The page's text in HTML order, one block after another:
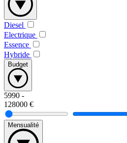
Diesel
Electrique
Essence
Hybride
Budget
5990 -
128000 €
Mensualité